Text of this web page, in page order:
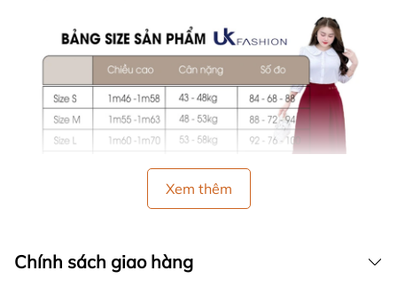
🍒 HƯỚNG DẪN SỬ DỤNG:
Xem thêm
Chính sách giao hàng